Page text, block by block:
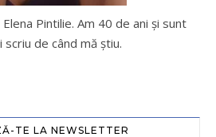
Elena Pintilie. Am 40 de ani şi sunt
de când mă ştiu.
TE LA NEWSLETTER